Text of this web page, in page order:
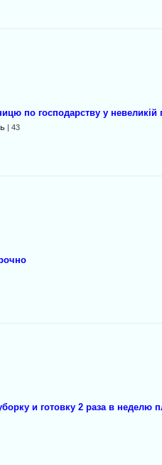
по господарству у невеликій
| 43
и готовку 2 раза в неделю